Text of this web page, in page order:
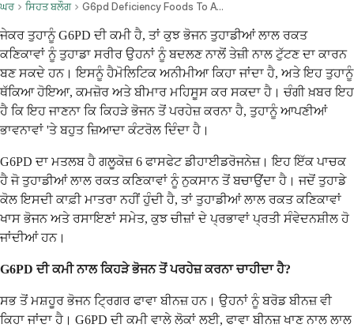
ਘਰ ਸਿਹਤ ਬਲੌਗ G6pd Deficiency Foods To Avoid
ਜੇਕਰ ਤੁਹਾਨੂੰ G6PD ਦੀ ਕਮੀ ਹੈ, ਤਾਂ ਕੁਝ ਭੋਜਨ ਤੁਹਾਡੀਆਂ ਲਾਲ ਰਕਤ
ਕਣਿਕਾਵਾਂ ਨੂੰ ਤੁਹਾਡਾ ਸਰੀਰ ਉਹਨਾਂ ਨੂੰ ਬਦਲਣ ਨਾਲੋਂ ਤੇਜ਼ੀ ਨਾਲ ਟੁੱਟਣ ਦਾ ਕਾਰਨ
ਬਣ ਸਕਦੇ ਹਨ। ਇਸਨੂੰ ਹੈਮੋਲਿਟਿਕ ਅਨੀਮੀਆ ਕਿਹਾ ਜਾਂਦਾ ਹੈ, ਅਤੇ ਇਹ ਤੁਹਾਨੂੰ
ਥੱਕਿਆ ਹੋਇਆ, ਕਮਜ਼ੋਰ ਅਤੇ ਬੀਮਾਰ ਮਹਿਸੂਸ ਕਰ ਸਕਦਾ ਹੈ। ਚੰਗੀ ਖ਼ਬਰ ਇਹ
ਹੈ ਕਿ ਇਹ ਜਾਣਨਾ ਕਿ ਕਿਹੜੇ ਭੋਜਨ ਤੋਂ ਪਰਹੇਜ਼ ਕਰਨਾ ਹੈ, ਤੁਹਾਨੂੰ ਆਪਣੀਆਂ
ਭਾਵਨਾਵਾਂ 'ਤੇ ਬਹੁਤ ਜ਼ਿਆਦਾ ਕੰਟਰੋਲ ਦਿੰਦਾ ਹੈ।
G6PD ਦਾ ਮਤਲਬ ਹੈ ਗਲੂਕੋਜ਼ 6 ਫਾਸਫੇਟ ਡੀਹਾਈਡਰੋਜਨੇਜ਼। ਇਹ ਇੱਕ ਪਾਚਕ
ਹੈ ਜੋ ਤੁਹਾਡੀਆਂ ਲਾਲ ਰਕਤ ਕਣਿਕਾਵਾਂ ਨੂੰ ਨੁਕਸਾਨ ਤੋਂ ਬਚਾਉਂਦਾ ਹੈ। ਜਦੋਂ ਤੁਹਾਡੇ
ਕੋਲ ਇਸਦੀ ਕਾਫ਼ੀ ਮਾਤਰਾ ਨਹੀਂ ਹੁੰਦੀ ਹੈ, ਤਾਂ ਤੁਹਾਡੀਆਂ ਲਾਲ ਰਕਤ ਕਣਿਕਾਵਾਂ
ਖਾਸ ਭੋਜਨ ਅਤੇ ਰਸਾਇਣਾਂ ਸਮੇਤ, ਕੁਝ ਚੀਜ਼ਾਂ ਦੇ ਪ੍ਰਭਾਵਾਂ ਪ੍ਰਤੀ ਸੰਵੇਦਨਸ਼ੀਲ ਹੋ
ਜਾਂਦੀਆਂ ਹਨ।
G6PD ਦੀ ਕਮੀ ਨਾਲ ਕਿਹੜੇ ਭੋਜਨ ਤੋਂ ਪਰਹੇਜ਼ ਕਰਨਾ ਚਾਹੀਦਾ ਹੈ?
ਸਭ ਤੋਂ ਮਸ਼ਹੂਰ ਭੋਜਨ ਟ੍ਰਿਗਰ ਫਾਵਾ ਬੀਨਜ਼ ਹਨ। ਉਹਨਾਂ ਨੂੰ ਬਰੋਡ ਬੀਨਜ਼ ਵੀ
ਕਿਹਾ ਜਾਂਦਾ ਹੈ। G6PD ਦੀ ਕਮੀ ਵਾਲੇ ਲੋਕਾਂ ਲਈ, ਫਾਵਾ ਬੀਨਜ਼ ਖਾਣ ਨਾਲ ਲਾਲ